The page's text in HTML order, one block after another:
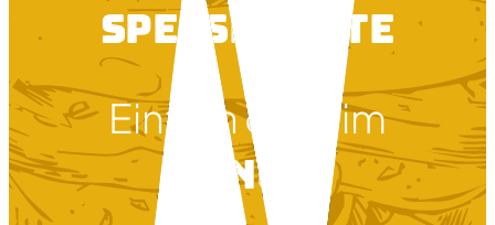
Speisekarte
Einzeln oder im
Menü!?